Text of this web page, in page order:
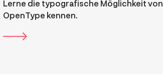
Lerne die typografische Möglichkeit von
OpenType kennen.